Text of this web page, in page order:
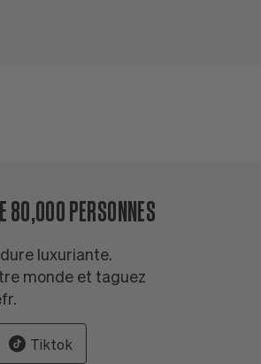
80,000 PERSONNES
luxuriante.
monde et taguez
Tiktok